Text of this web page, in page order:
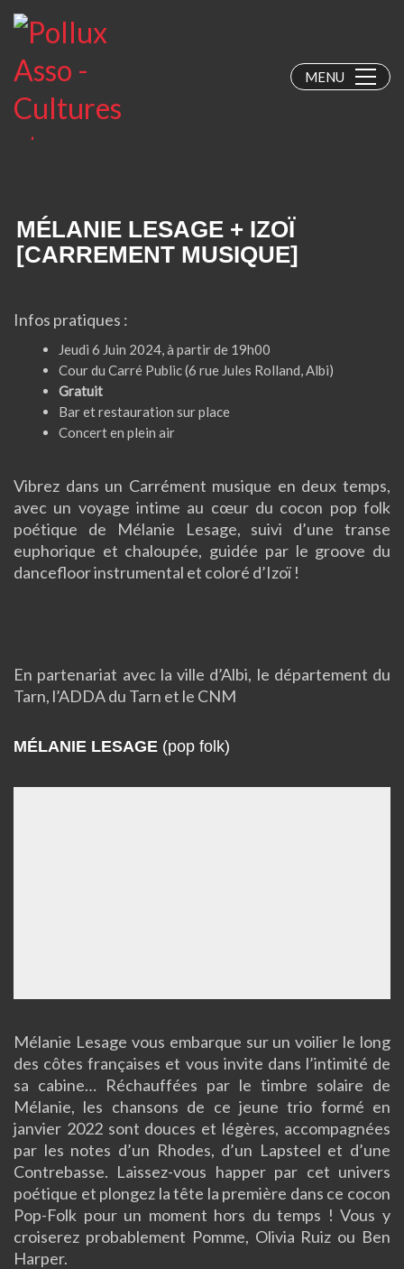
MENU
MÉLANIE LESAGE + IZOÏ
[CARREMENT MUSIQUE]
Infos pratiques :
Jeudi 6 Juin 2024, à partir de 19h00
Cour du Carré Public (6 rue Jules Rolland, Albi)
Gratuit
Bar et restauration sur place
Concert en plein air
Vibrez dans un Carrément musique en deux temps,
avec un voyage intime au cœur du cocon pop folk
poétique de Mélanie Lesage, suivi d’une transe
euphorique et chaloupée, guidée par le groove du
dancefloor instrumental et coloré d’Izoï !
En partenariat avec la ville d’Albi, le département du
Tarn, l’ADDA du Tarn et le CNM
MÉLANIE LESAGE (pop folk)
Mélanie Lesage vous embarque sur un voilier le long
des côtes françaises et vous invite dans l’intimité de
sa cabine… Réchauffées par le timbre solaire de
Mélanie, les chansons de ce jeune trio formé en
janvier 2022 sont douces et légères, accompagnées
par les notes d’un Rhodes, d’un Lapsteel et d’une
Contrebasse. Laissez-vous happer par cet univers
poétique et plongez la tête la première dans ce cocon
Pop-Folk pour un moment hors du temps ! Vous y
croiserez probablement Pomme, Olivia Ruiz ou Ben
Harper.